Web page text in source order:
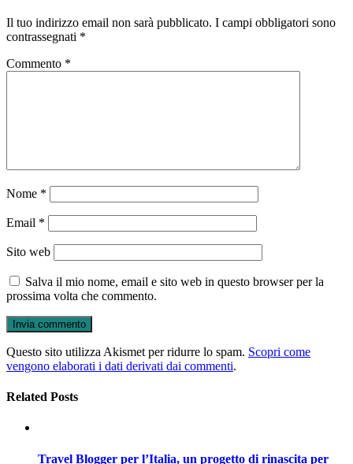
Il tuo indirizzo email non sarà pubblicato. I campi obbligatori sono
contrassegnati *
Commento *
Nome *
Email *
Sito web
Salva il mio nome, email e sito web in questo browser per la
prossima volta che commento.
Questo sito utilizza Akismet per ridurre lo spam. Scopri come
vengono elaborati i dati derivati dai commenti.
Related Posts
Travel Blogger per l’Italia, un progetto di rinascita per